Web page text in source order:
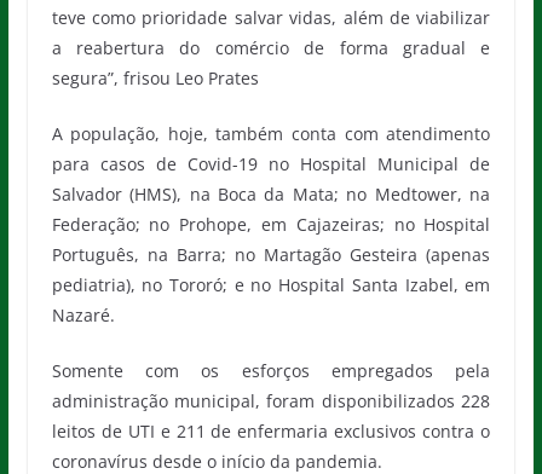
teve como prioridade salvar vidas, além de viabilizar
a reabertura do comércio de forma gradual e
segura”, frisou Leo Prates
A população, hoje, também conta com atendimento
para casos de Covid-19 no Hospital Municipal de
Salvador (HMS), na Boca da Mata; no Medtower, na
Federação; no Prohope, em Cajazeiras; no Hospital
Português, na Barra; no Martagão Gesteira (apenas
pediatria), no Tororó; e no Hospital Santa Izabel, em
Nazaré.
Somente com os esforços empregados pela
administração municipal, foram disponibilizados 228
leitos de UTI e 211 de enfermaria exclusivos contra o
coronavírus desde o início da pandemia.